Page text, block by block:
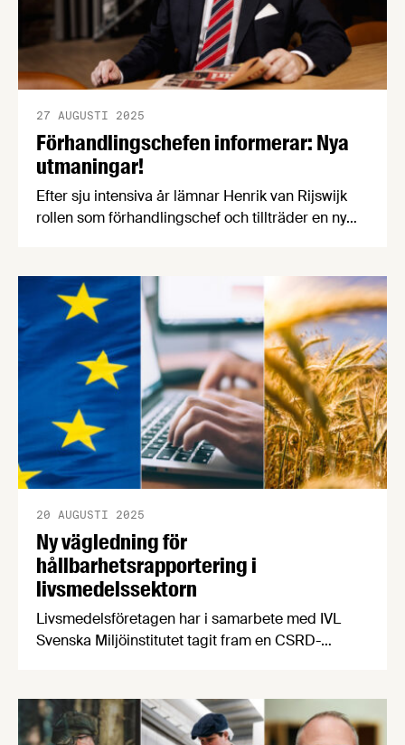
Förhandlingschefen informerar: Nya
utmaningar!
27 AUGUSTI 2025
Efter sju intensiva år lämnar Henrik van Rijswijk
rollen som förhandlingschef och tillträder en ny
artikel under rubriken "Förhandlingschefen
informerar".
Ny vägledning för
hållbarhetsrapportering i
livsmedelssektorn
20 AUGUSTI 2025
Livsmedelsföretagen har i samarbete med IVL
Svenska Miljöinstitutet tagit fram en CSRD-